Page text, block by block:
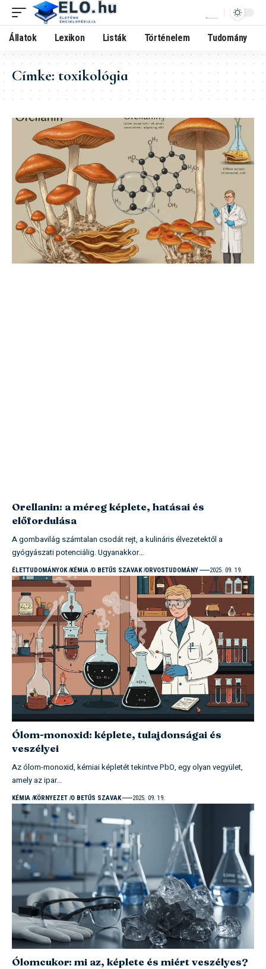
Állatok Lexikon Listák Történelem Tudomány
Címke:toxikológia
Orellanin: a méreg képlete, hatásai és
előfordulása
A gombavilág számtalan csodát rejt, a kulináris élvezetektől a
gyógyászati potenciálig. Ugyanakkor…
ÉLETTUDOMÁNYOK KÉMIA O BETŰS SZAVAK ORVOSTUDOMÁNY 2025. 09. 19.
Ólom-monoxid: képlete, tulajdonságai és
veszélyei
Az ólom-monoxid, kémiai képletét tekintve PbO, egy olyan vegyület,
amely az ipar…
KÉMIA KÖRNYEZET O BETŰS SZAVAK 2025. 09. 19.
Ólomcukor: mi az, képlete és miért veszélyes?